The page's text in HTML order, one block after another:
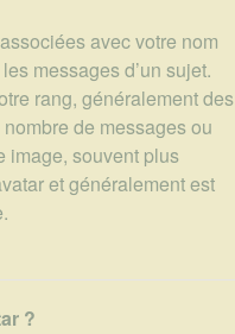
avec votre nom
messages d’un sujet.
rang, généralement des
de messages ou
image, souvent plus
et généralement est
?